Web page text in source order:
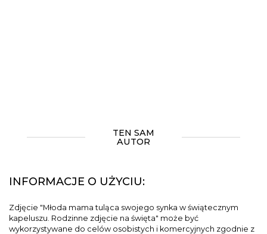
TEN SAM
AUTOR
INFORMACJE O UŻYCIU:
Zdjęcie "Młoda mama tuląca swojego synka w świątecznym
kapeluszu. Rodzinne zdjęcie na święta" może być
wykorzystywane do celów osobistych i komercyjnych zgodnie z